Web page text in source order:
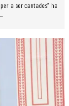
a ser cantades” ha